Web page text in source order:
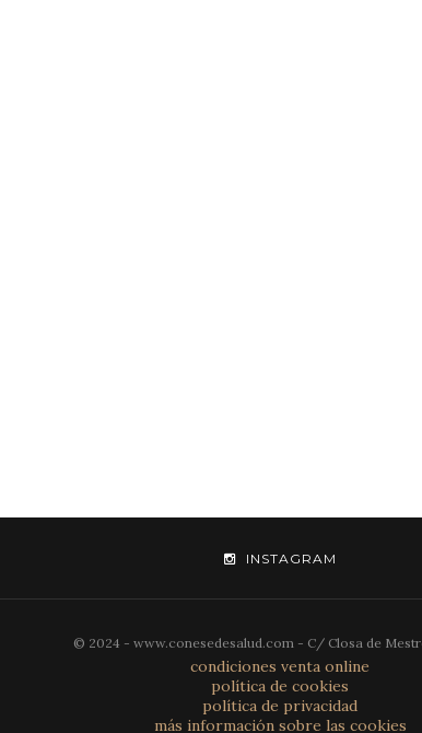
INSTAGRAM
© 2024 - www.conesedesalud.com - C/ Closa de
condiciones venta online
política de cookies
política de privacidad
más información sobre las cookies